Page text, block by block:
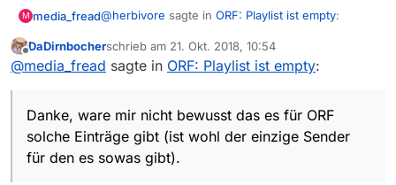
M media_fread@herbivore sagte in ORF: Playlist ist empty:
ein Zusammenhang könnte sein, dass
solche Einträge gibt (ist wohl der einzige Sender
für den es sowas gibt).
Offline
DaDirnbocherschrieb am 21. Okt. 2018, 10:54
zuletzt editiert von
@media_fread sagte in ORF: Playlist ist empty:
Danke, ware mir nicht bewusst das es für ORF
solche Einträge gibt (ist wohl der einzige Sender
für den es sowas gibt).